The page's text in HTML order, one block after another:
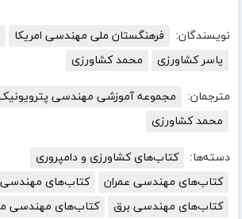
نویسندگان: فرهنگستان ملی مهندسی امریکا
یاسر کشاورزی
محمد کشاورزی
مترجمان: مجموعه آموزشی مهندسی
محمد کشاورزی
دسته‌ها:
کتاب‌های کشاورزی و دامپروری
کتاب‌های مهندسی عمران
کتاب‌های مهندسی
کتاب‌های مهندسی برق
کتاب‌های مهندسی